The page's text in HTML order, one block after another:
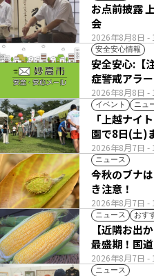
2026年8月8日 -
お点前披露
会
安全安心情報
2026年8月8日 -
安全安心:【
症警戒アラ
イベント ニュ
2026年8月7日 -
「上越ナイ
園で8日(土)
ニュース
2026年8月7日 -
今秋のブナは「豊作
き注意！
ニュース おす
2026年8月7日 -
【近隣お出
最盛期！国
い列
ニュース